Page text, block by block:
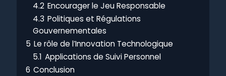
4.2 Encourager le Jeu Responsable
4.3 Politiques et Régulations
Gouvernementales
5 Le rôle de l’Innovation Technologique
5.1 Applications de Suivi Personnel
6 Conclusion